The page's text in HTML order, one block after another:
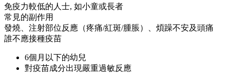
免疫力較低的人士, 如小童或長者
常見的副作用
發燒、注射部位反應（疼痛/紅斑/腫脹）、煩躁不安及頭痛
誰不應接種疫苗
6個月以下的幼兒
對疫苗成分出現嚴重過敏反應